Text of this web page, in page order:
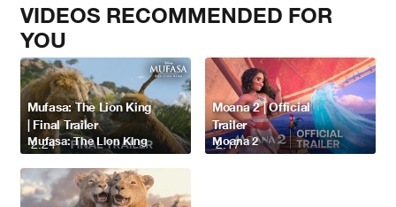
VIDEOS RECOMMENDED FOR
YOU
2:24
Mufasa: The Lion King
| Final Trailer
Mufasa: The Lion King 2:17
Moana 2 | Official
Trailer
Moana 2